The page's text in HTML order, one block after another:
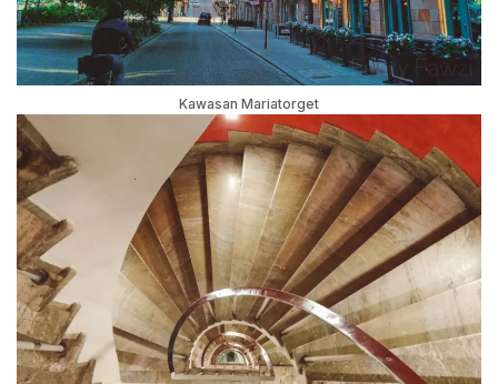
Kawasan Mariatorget